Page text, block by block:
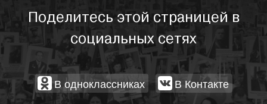
Поделитесь этой страницей в
социальных сетях
В одноклассниках В Контакте